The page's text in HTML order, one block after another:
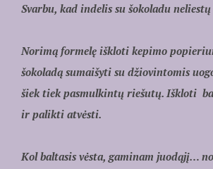
Svarbu, kad indelis su šokoladu neliestų
Norimą formelę iškloti kepimo
šokoladą sumaišyti su džiovintomis
šiek tiek pasmulkintų riešutų. Iškloti
ir palikti atvėsti.
Kol baltasis vėsta, gaminam juodąjį…